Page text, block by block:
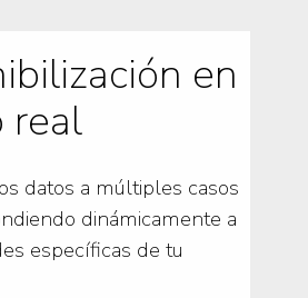
en
real
datos a múltiples casos
dinámicamente a
específicas de tu